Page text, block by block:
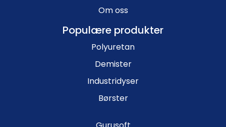
Om oss
Populære produkter
Polyuretan
Demister
Industridyser
Børster